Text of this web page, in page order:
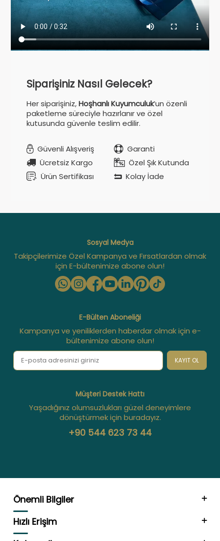
Siparişiniz Nasıl Gelecek?
Her siparişiniz,Hoşhanlı Kuyumculuk’un özenli
paketleme süreciyle hazırlanır ve özel
kutusunda güvenle teslim edilir.
Güvenli Alışveriş
Garanti
Ücretsiz Kargo
Özel Şık Kutunda
Ürün Sertifikası
Kolay İade
Sosyal Medya
Takipçilerimize Özel Kampanya ve Fırsatlardan olmak
için E-bültenimize abone olun!
E-Bülten Aboneliği
Kampanya ve yeniliklerden haberdar olmak için e-
bültenimize abone olun!
KAYIT OL
Müşteri Destek Hattı
Yaşadığınız olumsuzlukları güzel deneyimlere
dönüştürmek için buradayız.
+90 544 623 73 44
Önemli Bilgiler
Hızlı Erişim